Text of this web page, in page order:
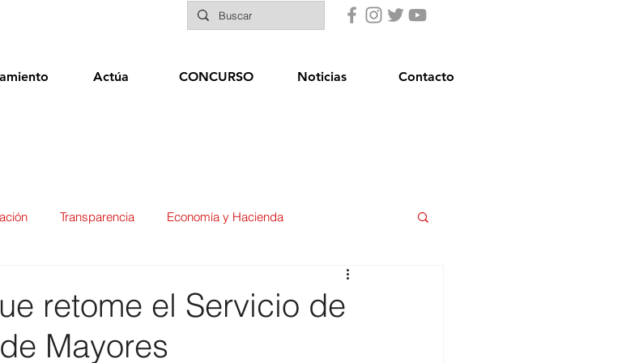
Actúa CONCURSO Noticias Contacto
Transparencia Economía y Hacienda
Seguridad Ciudadana
Patrimonio POLÍTICA
retome el Servicio de
Mayores